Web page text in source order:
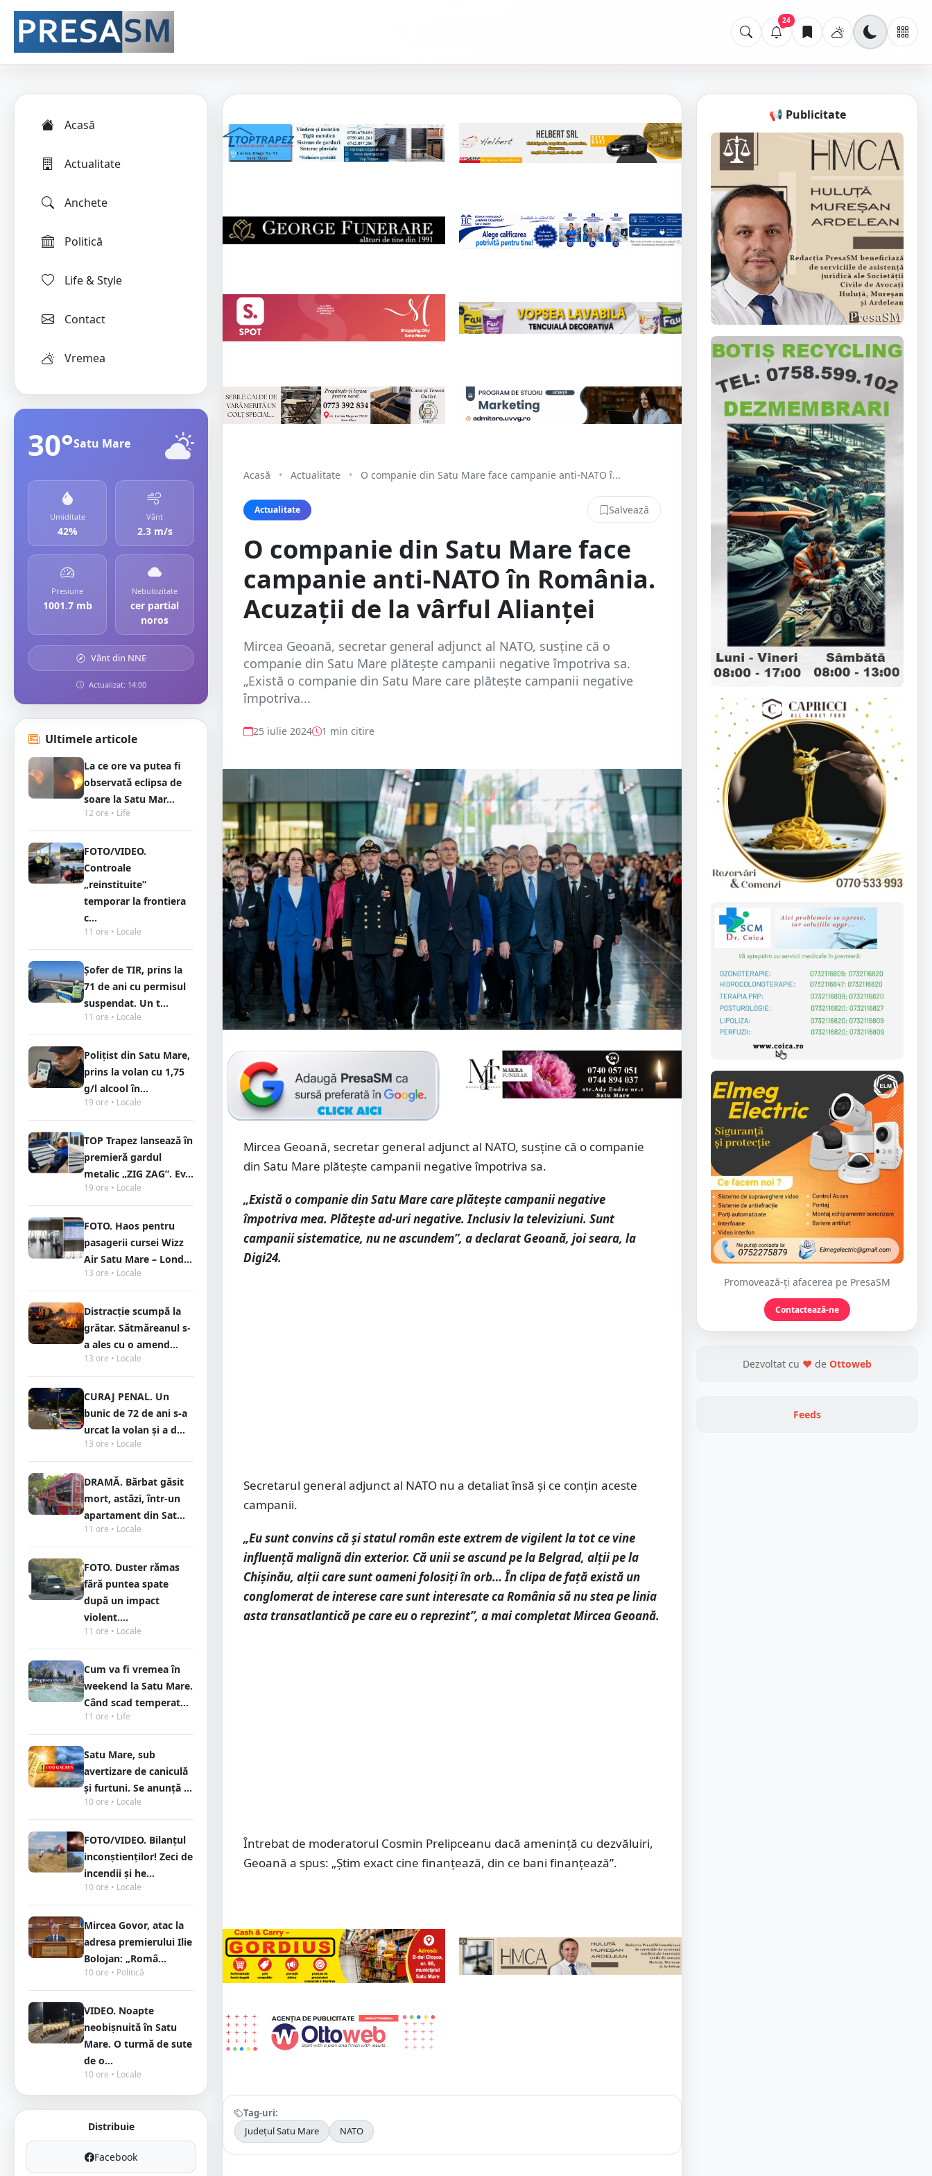
24
Acasă
Actualitate
Anchete
Politică
Life & Style
Contact
Vremea
30°Satu Mare
Umiditate
42%
Vânt
2.3 m/s
Presiune
1001.7 mb
Nebulozitate
cer partial
noros
Vânt din NNE
Actualizat: 14:00
Ultimele articole
La ce ore va putea fi
observată eclipsa de
soare la Satu Mar...
12 ore • Life
FOTO/VIDEO.
Controale
„reinstituite”
temporar la frontiera
c...
11 ore • Locale
Șofer de TIR, prins la
71 de ani cu permisul
suspendat. Un t...
11 ore • Locale
Polițist din Satu Mare,
prins la volan cu 1,75
g/l alcool în...
19 ore • Locale
TOP Trapez lansează în
premieră gardul
metalic „ZIG ZAG”. Ev...
19 ore • Locale
FOTO. Haos pentru
pasagerii cursei Wizz
Air Satu Mare – Lond...
13 ore • Locale
Distracție scumpă la
grătar. Sătmăreanul s-
a ales cu o amend...
13 ore • Locale
CURAJ PENAL. Un
bunic de 72 de ani s-a
urcat la volan și a d...
13 ore • Locale
DRAMĂ. Bărbat găsit
mort, astăzi, într-un
apartament din Sat...
11 ore • Locale
FOTO. Duster rămas
fără puntea spate
după un impact
violent....
11 ore • Locale
Cum va fi vremea în
weekend la Satu Mare.
Când scad temperat...
11 ore • Life
Satu Mare, sub
avertizare de caniculă
și furtuni. Se anunță ...
10 ore • Locale
FOTO/VIDEO. Bilanțul
inconștienților! Zeci de
incendii și he...
10 ore • Locale
Mircea Govor, atac la
adresa premierului Ilie
Bolojan: „Româ...
10 ore • Politică
VIDEO. Noapte
neobișnuită în Satu
Mare. O turmă de sute
de o...
10 ore • Locale
Distribuie
Facebook
Acasă • Actualitate • O companie din Satu Mare face campanie anti-NATO î...
Actualitate Salvează
O companie din Satu Mare face
campanie anti-NATO în România.
Acuzații de la vârful Alianței
Mircea Geoană, secretar general adjunct al NATO, susține că o
companie din Satu Mare plătește campanii negative împotriva sa.
„Există o companie din Satu Mare care plătește campanii negative
împotriva...
25 iulie 2024 1 min citire
Mircea Geoană, secretar general adjunct al NATO, susține că o companie
din Satu Mare plătește campanii negative împotriva sa.
„Există o companie din Satu Mare care plătește campanii negative
împotriva mea. Plătește ad-uri negative. Inclusiv la televiziuni. Sunt
campanii sistematice, nu ne ascundem”, a declarat Geoană, joi seara, la
Digi24.
Secretarul general adjunct al NATO nu a detaliat însă și ce conțin aceste
campanii.
„Eu sunt convins că și statul român este extrem de vigilent la tot ce vine
influență malignă din exterior. Că unii se ascund pe la Belgrad, alții pe la
Chișinău, alții care sunt oameni folosiți în orb… În clipa de față există un
conglomerat de interese care sunt interesate ca România să nu stea pe linia
asta transatlantică pe care eu o reprezint”, a mai completat Mircea Geoană.
Întrebat de moderatorul Cosmin Prelipceanu dacă amenință cu dezvăluiri,
Geoană a spus: „Știm exact cine finanțează, din ce bani finanțează”.
Tag-uri:
Județul Satu Mare
NATO
📢 Publicitate
Promovează-ți afacerea pe PresaSM
Contactează-ne
Dezvoltat cu ❤ de Ottoweb
Feeds